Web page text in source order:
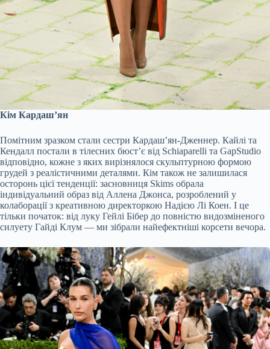
Кім Кардашʼян
Помітним зразком стали сестри Кардаш’ян-Дженнер. Кайлі та
Кендалл постали в тілесних бюст’є від Schiaparelli та GapStudio
відповідно, кожне з яких вирізнялося скульптурною формою
грудей з реалістичними деталями. Кім також не залишилася
осторонь цієї тенденції: засновниця Skims обрала
індивідуальний образ від Аллена Джонса, розроблений у
колаборації з креативною директоркою Надією Лі Коен. І це
тільки початок: від луку Гейлі Бібер до повністю видозміненого
силуету Гайді Клум — ми зібрали найефектніші корсети вечора.